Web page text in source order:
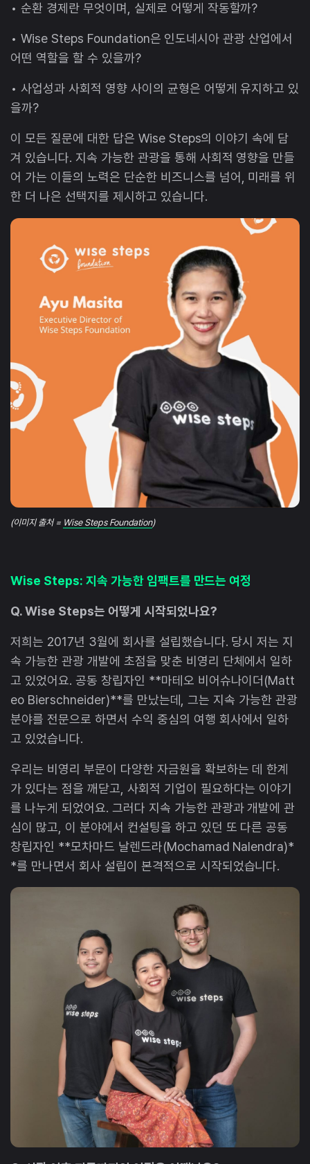
• 순환 경제란 무엇이며, 실제로 어떻게 작동할까?
• Wise Steps Foundation은 인도네시아 관광 산업에서
어떤 역할을 할 수 있을까?
• 사업성과 사회적 영향 사이의 균형은 어떻게 유지하고 있
을까?
이 모든 질문에 대한 답은 Wise Steps의 이야기 속에 담
겨 있습니다. 지속 가능한 관광을 통해 사회적 영향을 만들
어 가는 이들의 노력은 단순한 비즈니스를 넘어, 미래를 위
한 더 나은 선택지를 제시하고 있습니다.
(이미지 출처 = Wise Steps Foundation)
Wise Steps: 지속 가능한 임팩트를 만드는 여정
Q. Wise Steps는 어떻게 시작되었나요?
저희는 2017년 3월에 회사를 설립했습니다. 당시 저는 지
속 가능한 관광 개발에 초점을 맞춘 비영리 단체에서 일하
고 있었어요. 공동 창립자인 **마테오 비어슈나이더(Matt
eo Bierschneider)**를 만났는데, 그는 지속 가능한 관광
분야를 전문으로 하면서 수익 중심의 여행 회사에서 일하
고 있었습니다.
우리는 비영리 부문이 다양한 자금원을 확보하는 데 한계
가 있다는 점을 깨닫고, 사회적 기업이 필요하다는 이야기
를 나누게 되었어요. 그러다 지속 가능한 관광과 개발에 관
심이 많고, 이 분야에서 컨설팅을 하고 있던 또 다른 공동
창립자인 **모차마드 날렌드라(Mochamad Nalendra)*
*를 만나면서 회사 설립이 본격적으로 시작되었습니다.